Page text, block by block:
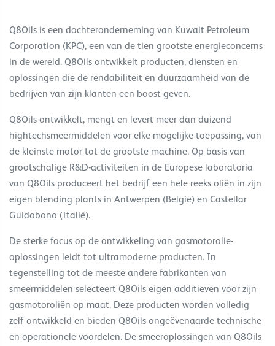
Q8Oils is een dochteronderneming van Kuwait Petroleum
Corporation (KPC), een van de tien grootste energieconcerns
in de wereld. Q8Oils ontwikkelt producten, diensten en
oplossingen die de rendabiliteit en duurzaamheid van de
bedrijven van zijn klanten een boost geven.
Q8Oils ontwikkelt, mengt en levert meer dan duizend
hightechsmeermiddelen voor elke mogelijke toepassing, van
de kleinste motor tot de grootste machine. Op basis van
grootschalige R&D-activiteiten in de Europese laboratoria
van Q8Oils produceert het bedrijf een hele reeks oliën in zijn
eigen blending plants in Antwerpen (België) en Castellar
Guidobono (Italië).
De sterke focus op de ontwikkeling van gasmotorolie-
oplossingen leidt tot ultramoderne producten. In
tegenstelling tot de meeste andere fabrikanten van
smeermiddelen selecteert Q8Oils eigen additieven voor zijn
gasmotoroliën op maat. Deze producten worden volledig
zelf ontwikkeld en bieden Q8Oils ongeëvenaarde technische
en operationele voordelen. De smeeroplossingen van Q8Oils